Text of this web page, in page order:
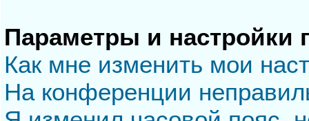
Параметры и настройки
Как мне изменить мои
На конференции